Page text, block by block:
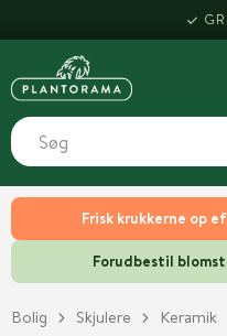
Frisk krukkerne op
Forudbestil
Bolig Skjulere Keramik